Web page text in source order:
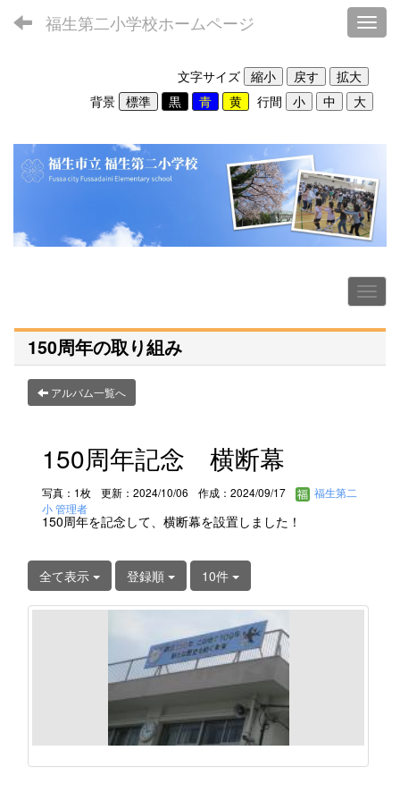
福生第二小学校ホームページ
文字サイズ
背景
行間
150周年の取り組み
アルバム一覧へ
150周年記念 横断幕
写真：1枚 更新：2024/10/06 作成：2024/09/17
福生第二
小 管理者
150周年を記念して、横断幕を設置しました！
全て表示 登録順 10件